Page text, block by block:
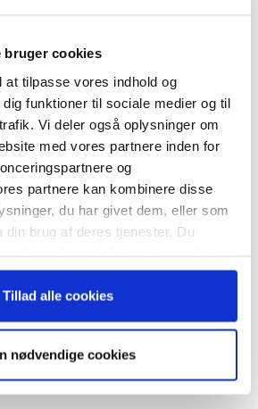
bruger cookies
at tilpasse vores indhold og
funktioner til sociale medier og til
Vi deler også oplysninger om
med vores partnere inden for
og
partnere kan kombinere disse
du har givet dem, eller som
din brug af deres tjenester. Du
Tillad alle cookies
nødvendige cookies
Genopfind den
virksomhed
Guide: Fem tegn på, at
er på vildspor
dig vores
Ole Borchs bog
en dansk bestyrelse”
ugentlige nyhedsbrev samt
Tilmeld